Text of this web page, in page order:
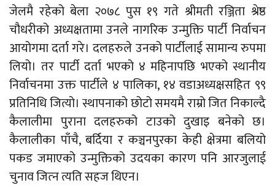
जेलमै रहेको बेला २०७८ पुस १९ गते श्रीमती रञ्जिता श्रेष्ठ
चौधरीको अध्यक्षतामा उनले नागरिक उन्मुक्ति पार्टी निर्वाचन
आयोगमा दर्ता गरे। दलहरुले उनको पार्टीलाई सामान्य रुपमा
लियो। तर पार्टी दर्ता भएको ४ महिनापछि भएको स्थानीय
निर्वाचनमा उक्त पार्टीले ४ पालिका, १४ वडाअध्यक्षसहित ९९
प्रतिनिधि जित्यो। स्थापनाको छोटो समयमै राम्रो जित निकाल्दै
कैलालीमा पुराना दलहरुको टाउको दुखाइ बनेको छ।
कैलालीका पाँचै, बर्दिया र कञ्चनपुरका केही क्षेत्रमा बलियो
पकड जमाएको उन्मुक्तिको उदयका कारण पनि आरजुलाई
चुनाव जित्‍न त्यति सहज थिएन।